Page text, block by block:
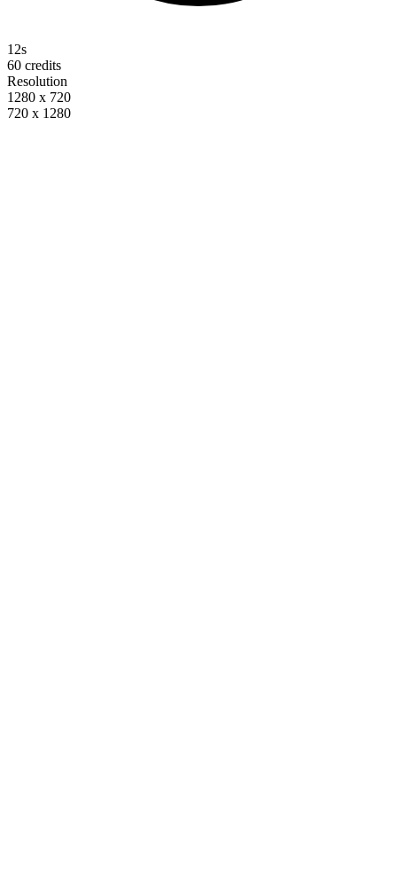
12s
60 credits
Resolution
1280 x 720
720 x 1280